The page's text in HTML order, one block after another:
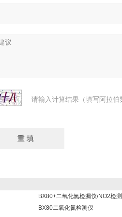
请输入计算结果（填写阿拉
BX80+二氧化氮检漏仪/NO2检
BX80二氧化氮检测仪